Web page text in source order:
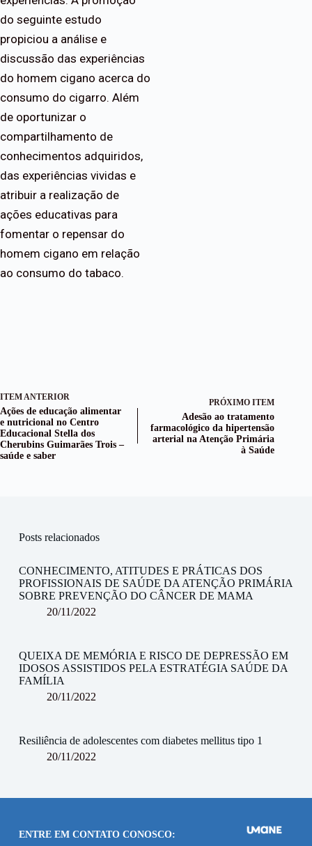
do seguinte estudo
propiciou a análise e
discussão das experiências
do homem cigano acerca do
consumo do cigarro. Além
de oportunizar o
compartilhamento de
conhecimentos adquiridos,
das experiências vividas e
atribuir a realização de
ações educativas para
fomentar o repensar do
homem cigano em relação
ao consumo do tabaco.
ITEM ANTERIOR
Ações de educação alimentar
e nutricional no Centro
Educacional Stella dos
Cherubins Guimarães Trois –
saúde e saber
PRÓXIMO ITEM
Adesão ao tratamento
farmacológico da hipertensão
arterial na Atenção Primária
à Saúde
Posts relacionados
CONHECIMENTO, ATITUDES E PRÁTICAS DOS
PROFISSIONAIS DE SAÚDE DA ATENÇÃO PRIMÁRIA
SOBRE PREVENÇÃO DO CÂNCER DE MAMA
20/11/2022
QUEIXA DE MEMÓRIA E RISCO DE DEPRESSÃO EM
IDOSOS ASSISTIDOS PELA ESTRATÉGIA SAÚDE DA
FAMÍLIA
20/11/2022
Resiliência de adolescentes com diabetes mellitus tipo 1
20/11/2022
ENTRE EM CONTATO CONOSCO: